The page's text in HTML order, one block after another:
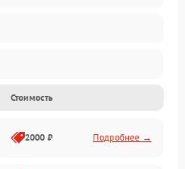
Стоимость
2000 ₽ Подробнее →